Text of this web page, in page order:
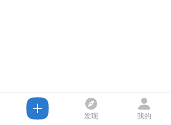
发现 我的